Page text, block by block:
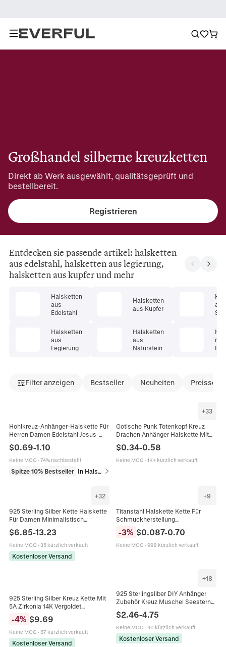
Großhandel silberne kreuzketten
Direkt ab Werk ausgewählt, qualitätsgeprüft und
bestellbereit.
Registrieren
Entdecken sie passende artikel: halsketten
aus edelstahl, halsketten aus legierung,
halsketten aus kupfer und mehr
Halsketten
aus
Edelstahl
Halsketten
aus
Legierung
Halsketten
aus Kupfer
Halsketten
aus
Naturstein
mit
Filter anzeigen Bestseller Neuheiten
Hohlkreuz-Anhänger-Halskette Für
Herren Damen Edelstahl Jesus-
Silhouette Religiöser Schmuck
Boxkette Gold Silber Plattiert
Geschenk
$0.69-1.10
Keine MOQ · 74% nachbestellt
Spitze 10% Bestseller In Halsketten
+33
Gotische Punk Totenkopf Kreuz
Drachen Anhänger Halskette Mit
Legierungsanhänger Und
Edelstahlkette Retro Silber Herren
Damen
$0.34-0.58
Keine MOQ · 1K+ kürzlich verkauft
+32
925 Sterling Silber Kette Halskette
Für Damen Minimalistisch
Verstellbar Box Schlangen Kreuz
Singapore Wasserwelle
$6.85-13.23
Keine MOQ · 35 kürzlich verkauft
Kostenloser Versand
+9
Titanstahl Halskette Kette Für
Schmuckherstellung
Minimalistisch Gold Silber Plattiert
Schlange Link Kreuz Kette Für
Damen Herren
-3% $0.087-0.70
Keine MOQ · 998 kürzlich verkauft
925 Sterling Silber Kreuz Kette Mit
5A Zirkonia 14K Vergoldet
Religiöser Modeschmuck
Geschenk Für Damen
-4% $9.69
Keine MOQ · 67 kürzlich verkauft
Kostenloser Versand
+18
925 Sterlingsilber DIY Anhänger
Zubehör Kreuz Muschel Seestern
Zirkonia Charms Für Halskette
Armband Herstellung
Schmuckzubehör
$2.46-4.75
Keine MOQ · 90 kürzlich verkauft
Kostenloser Versand